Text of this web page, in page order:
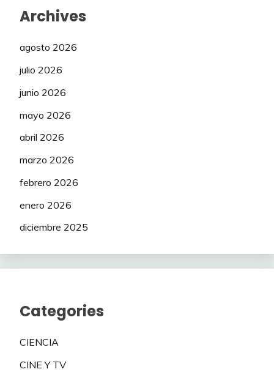
Archives
agosto 2026
julio 2026
junio 2026
mayo 2026
abril 2026
marzo 2026
febrero 2026
enero 2026
diciembre 2025
Categories
CIENCIA
CINE Y TV